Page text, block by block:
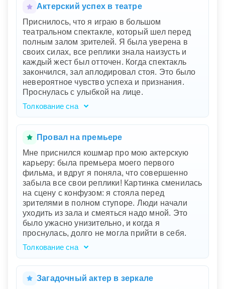
испытывали постоянные критические
символизирует вашу внутреннюю
неуверенность и страх перед провалом.
Режиссер воплощает строгий голос вашего
внутреннего критика, который не дает вам
расслабиться и наслаждаться процессом.
Ошибки и критика — это отражение вашего
чувства неуверенности в реальной жизни,
возможно, связанного с новыми начинаниями
или высокими ожиданиями к самому себе.
Когда вас выгнали со съемок, это
подсознательно показывает ваш страх быть
отвергнутым или не соответствовать чьим-то
Актерский успех в театре
Приснилось, что я играю в большом
театральном спектакле, который шел перед
полным залом зрителей. Я была уверена в
своих силах, все реплики знала наизусть и
каждый жест был отточен. Когда спектакль
закончился, зал аплодировал стоя. Это было
невероятное чувство успеха и признания.
Проснулась с улыбкой на лице.
Толкование сна
Ваш сон символизирует стремление к
самореализации и признанию. Играть в
театральном спектакле, где вы уверены в
говорит о вашей внутренней уверенности и
готовности проявить свои таланты перед
миром. Это отражает вашу потребность быть
оцененной и признанной за свои усилия и
способности. Пробуждение с улыбкой на лице
указывает на внутреннюю гармонию и
удовлетворение от ваших достижений.
Провал на премьере
Мне приснился кошмар про мою актерскую
карьеру: была премьера моего первого
фильма, и вдруг я поняла, что совершенно
забыла все свои реплики! Картинка сменилась
на сцену с конфузом: я стояла перед
зрителями в полном ступоре. Люди начали
уходить из зала и смеяться надо мной. Это
было ужасно унизительно, и когда я
проснулась, долго не могла прийти в себя.
Толкование сна
Ваш сон отражает глубокие страхи и тревоги
по поводу вашей актерской карьеры.
Премьера фильма символизирует важное
Загадочный актер в зеркале